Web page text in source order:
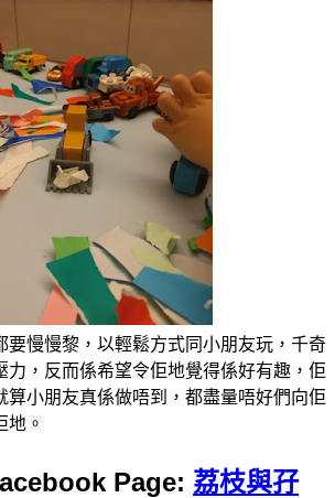
要慢慢黎，以輕鬆方式同小朋友玩，千奇
力，反而係希望令佢地覺得係好有趣，佢
算小朋友真係做唔到，都盡量唔好們向佢
。
Page: 荔枝與孖